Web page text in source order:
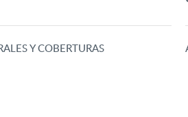
Y COBERTURAS